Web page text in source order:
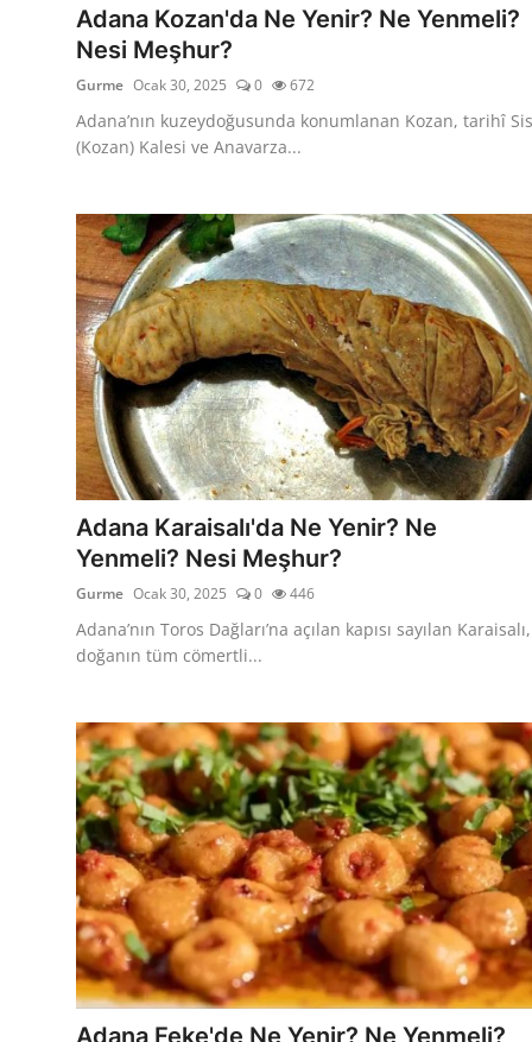
Adana Kozan'da Ne Yenir? Ne Yenmeli?
Nesi Meşhur?
Gurme Ocak 30, 2025 0 672
Adana’nın kuzeydoğusunda konumlanan Kozan, tarihî Sis
(Kozan) Kalesi ve Anavarza...
Adana Karaisalı'da Ne Yenir? Ne
Yenmeli? Nesi Meşhur?
Gurme Ocak 30, 2025 0 446
Adana’nın Toros Dağları’na açılan kapısı sayılan Karaisalı,
doğanın tüm cömertli...
Adana Feke'de Ne Yenir? Ne Yenmeli?